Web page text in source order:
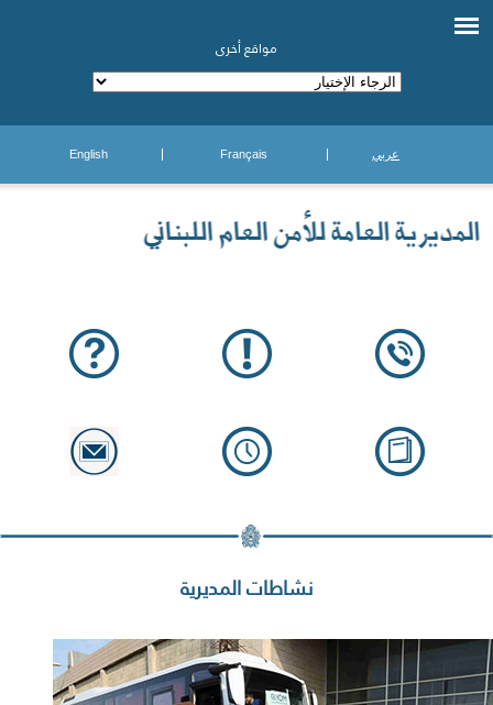
مواقع أخرى
عربي Français
English
نشاطات المديرية